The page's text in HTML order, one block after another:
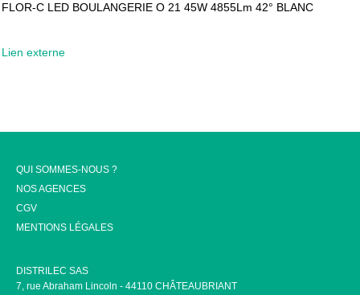
FLOR-C LED BOULANGERIE O 21 45W 4855Lm 42° BLANC
Lien externe
QUI SOMMES-NOUS ?
NOS AGENCES
CGV
MENTIONS LÉGALES
DISTRILEC SAS
7, rue Abraham Lincoln - 44110 CHÂTEAUBRIANT